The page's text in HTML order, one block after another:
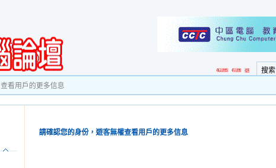
搜索
查看用戶的更多信息
請確認您的身份，遊客無權查看用戶的更多信息